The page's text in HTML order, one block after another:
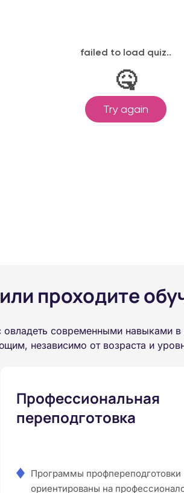
проходите
современными навыками
независимо от возраста и
Профессиональная
переподготовка
Программы профпереподготовки
ориентированы на